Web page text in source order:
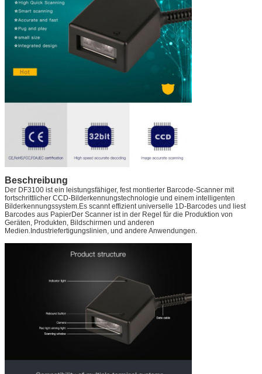
Beschreibung
Der DF3100 ist ein leistungsfähiger, fest montierter Barcode-Scanner mit
fortschrittlicher CCD-Bilderkennungstechnologie und einem intelligenten
Bilderkennungssystem.Es scannt effizient universelle 1D-Barcodes und liest
Barcodes aus PapierDer Scanner ist in der Regel für die Produktion von
Geräten, Produkten, Bildschirmen und anderen
Medien.Industriefertigungslinien, und andere Anwendungen.